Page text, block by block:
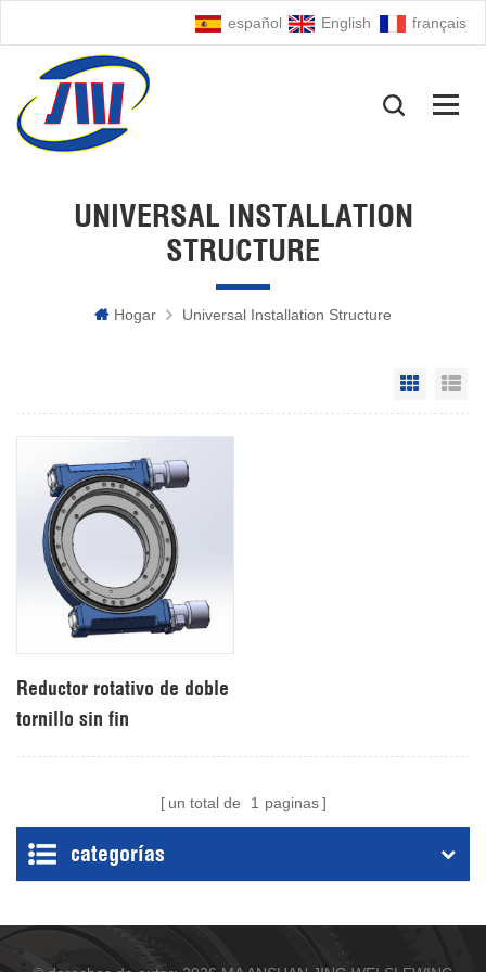
español English français
UNIVERSAL INSTALLATION
STRUCTURE
Hogar Universal Installation Structure
Grid
Reductor rotativo de doble
tornillo sin fin
un total de 1 paginas
categorías